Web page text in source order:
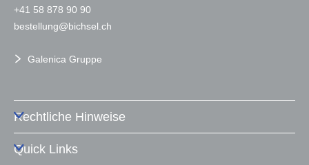
+41 58 878 90 90
b st ll ng b chs l ch
Galenica Gruppe
Rechtliche Hinweise
Quick Links